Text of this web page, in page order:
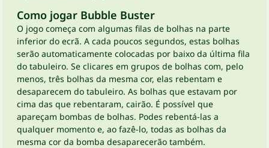
Como jogar Bubble Buster
O jogo começa com algumas filas de bolhas na parte
inferior do ecrã. A cada poucos segundos, estas bolhas
serão automaticamente colocadas por baixo da última fila
do tabuleiro. Se clicares em grupos de bolhas com, pelo
menos, três bolhas da mesma cor, elas rebentam e
desaparecem do tabuleiro. As bolhas que estavam por
cima das que rebentaram, cairão. É possível que
apareçam bombas de bolhas. Podes rebentá-las a
qualquer momento e, ao fazê-lo, todas as bolhas da
mesma cor da bomba desaparecerão também.